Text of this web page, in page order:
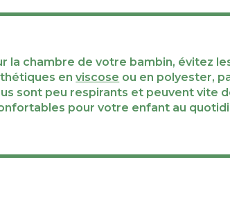
la chambre de votre bambin, évitez
enviscose ou en polyester,
sont peu respirants et peuvent vite
pour votre enfant au